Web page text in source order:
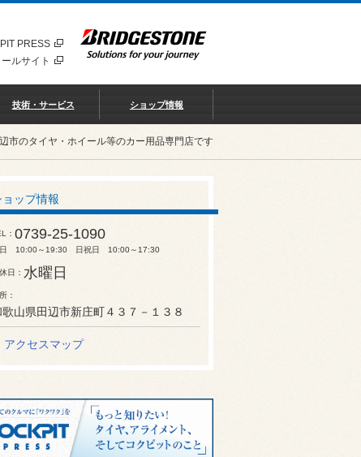
PRESS
ルサイト
技術・サービス ショップ情報
市のタイヤ・ホイール等のカー用品専門店です
ョップ情報
0739-25-1090
10:00～19:30 日祝日 10:00～17:30
日 水曜日
歌山県田辺市新庄町４３７－１３８
アクセスマップ